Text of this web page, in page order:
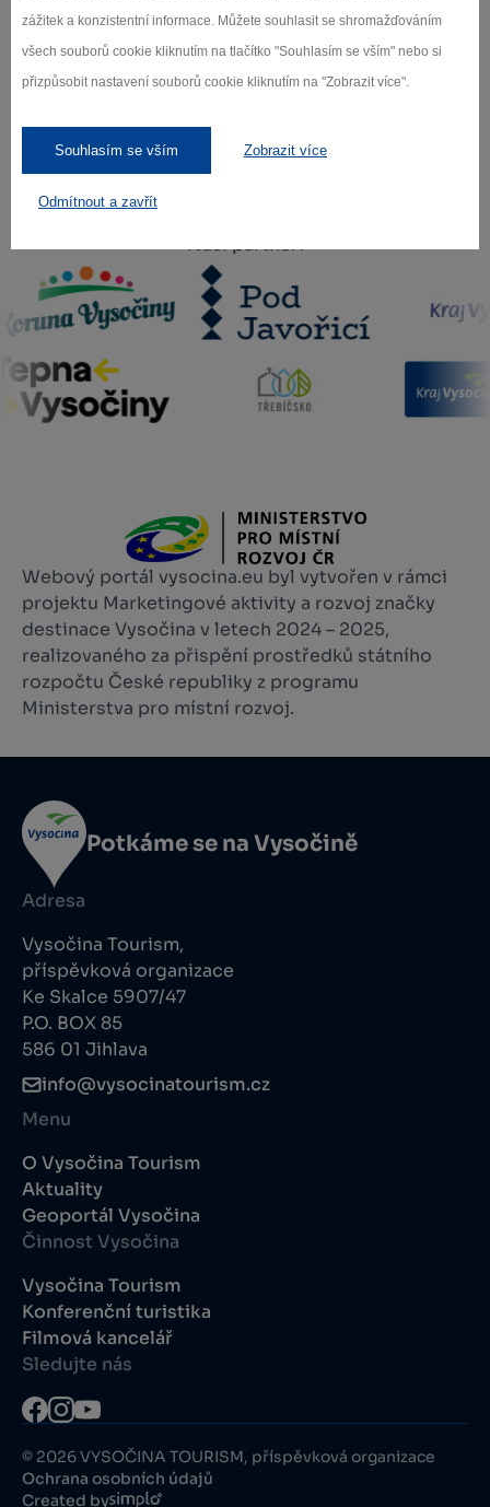
zážitek a konzistentní informace. Můžete souhlasit se shromažďováním
všech souborů cookie kliknutím na tlačítko "Souhlasím se vším" nebo si
přizpůsobit nastavení souborů cookie kliknutím na "Zobrazit více".
Souhlasím se vším Zobrazit více
Odmítnout a zavřít
Záleží nám na ochraně osobních údajů.
Odebírat
Naši partneři
Webový portál vysocina.eu byl vytvořen v rámci
projektu Marketingové aktivity a rozvoj značky
destinace Vysočina v letech 2024 – 2025,
realizovaného za přispění prostředků státního
rozpočtu České republiky z programu
Ministerstva pro místní rozvoj.
Potkáme se na Vysočině
Adresa
Vysočina Tourism,
příspěvková organizace
Ke Skalce 5907/47
P.O. BOX 85
586 01 Jihlava
info@vysocinatourism.cz
Menu
O Vysočina Tourism
Aktuality
Geoportál Vysočina
Činnost Vysočina
Vysočina Tourism
Konferenční turistika
Filmová kancelář
Sledujte nás
© 2026 VYSOČINA TOURISM, příspěvková organizace
Ochrana osobních údajů
Created by